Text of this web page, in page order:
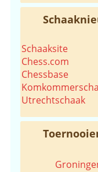
Schaaksite
Chess.com
Chessbase
Utrechtschaak